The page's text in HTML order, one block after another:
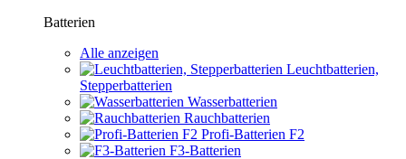
Batterien
Alle anzeigen
Leuchtbatterien,
Stepperbatterien
Wasserbatterien
Rauchbatterien
Profi-Batterien F2
F3-Batterien